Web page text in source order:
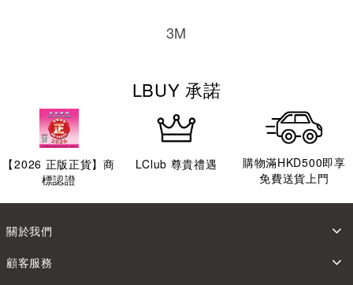
3M
LBUY 承諾
【2026 正版正貨】商
標認證
LClub 尊貴禮遇
購物滿HKD500即享
免費送貨上門
關於我們
顧客服務